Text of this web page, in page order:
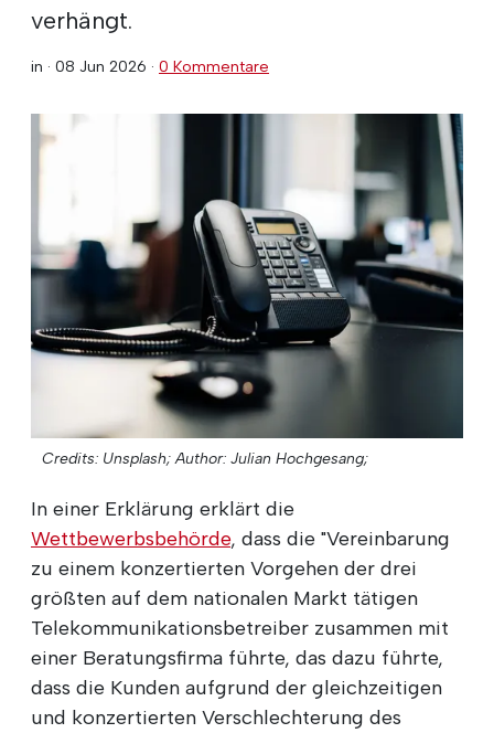
verhängt.
in · 08 Jun 2026 · 0 Kommentare
Credits: Unsplash; Author: Julian Hochgesang;
In einer Erklärung erklärt die
Wettbewerbsbehörde, dass die "Vereinbarung
zu einem konzertierten Vorgehen der drei
größten auf dem nationalen Markt tätigen
Telekommunikationsbetreiber zusammen mit
einer Beratungsfirma führte, das dazu führte,
dass die Kunden aufgrund der gleichzeitigen
und konzertierten Verschlechterung des